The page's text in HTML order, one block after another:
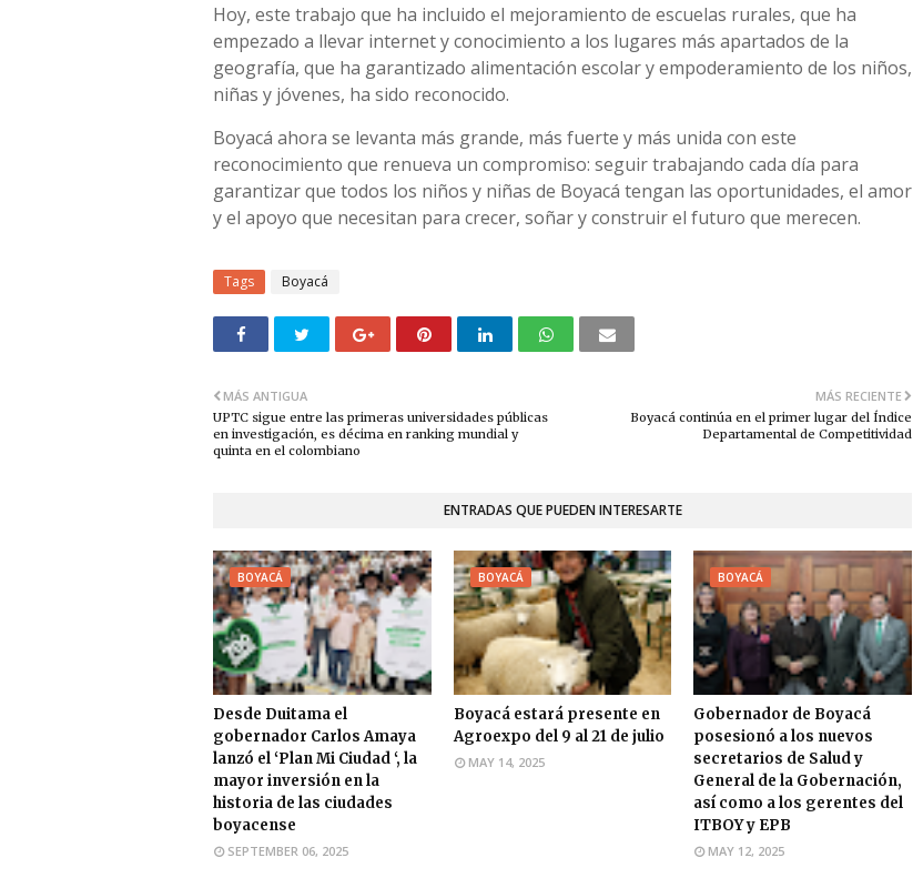
Hoy, este trabajo que ha incluido el mejoramiento de escuelas rurales, que ha
empezado a llevar internet y conocimiento a los lugares más apartados de la
geografía, que ha garantizado alimentación escolar y empoderamiento de los niños,
niñas y jóvenes, ha sido reconocido.
Boyacá ahora se levanta más grande, más fuerte y más unida con este
reconocimiento que renueva un compromiso: seguir trabajando cada día para
garantizar que todos los niños y niñas de Boyacá tengan las oportunidades, el amor
y el apoyo que necesitan para crecer, soñar y construir el futuro que merecen.
Tags Boyacá
MÁS RECIENTE
Boyacá continúa en el primer lugar del Índice
Departamental de Competitividad
MÁS ANTIGUA
UPTC sigue entre las primeras universidades públicas
en investigación, es décima en ranking mundial y
quinta en el colombiano
ENTRADAS QUE PUEDEN INTERESARTE
BOYACÁ
Desde Duitama el
gobernador Carlos Amaya
lanzó el ‘Plan Mi Ciudad ‘, la
mayor inversión en la
historia de las ciudades
boyacense
SEPTEMBER 06, 2025
BOYACÁ
Boyacá estará presente en
Agroexpo del 9 al 21 de julio
MAY 14, 2025
BOYACÁ
Gobernador de Boyacá
posesionó a los nuevos
secretarios de Salud y
General de la Gobernación,
así como a los gerentes del
ITBOY y EPB
MAY 12, 2025